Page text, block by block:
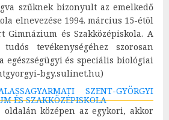
szűknek bizonyult az emelkedő
elnevezése 1994. március 15-étõl
Gimnázium és Szakközépiskola. A
tevékenységéhez szorosan
egészségügyi és speciális biológiai
bgy.sulinet.hu)
oldalán középen az egykori, akkor